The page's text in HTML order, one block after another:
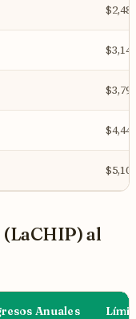
$2,489
$3,142
$3,795
$4,448
$5,102
al
Anuales